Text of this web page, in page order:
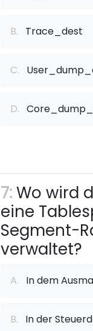
B. Trace_dest
C.
D.
7:Wo wird
eine
Segment-
verwaltet?
A. In dem
B. In der